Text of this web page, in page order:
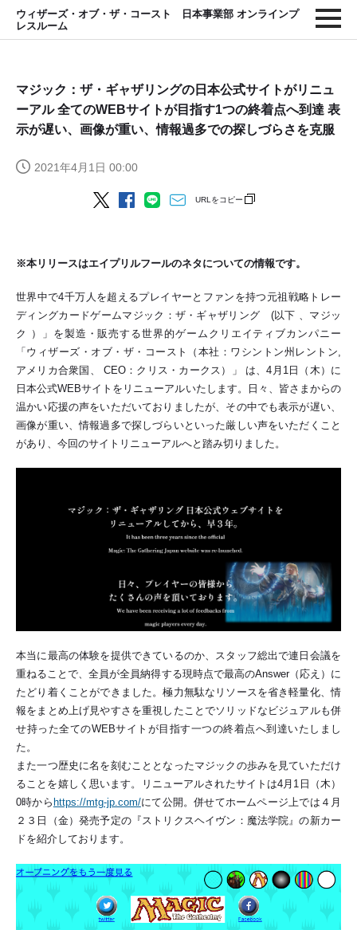
ウィザーズ・オブ・ザ・コースト 日本事業部 オンラインプ
レスルーム
マジック：ザ・ギャザリングの日本公式サイトがリニュ
ーアル 全てのWEBサイトが目指す1つの終着点へ到達 表
示が遅い、画像が重い、情報過多での探しづらさを克服
2021年4月1日 00:00
URLをコピー
※本リリースはエイプリルフールのネタについての情報です。
世界中で4千万人を超えるプレイヤーとファンを持つ元祖戦略トレー
ディングカードゲームマジック：ザ・ギャザリング (以下 、マジッ
ク ）」を製造・販売する世界的ゲームクリエイティブカンパニー
「ウィザーズ・オブ・ザ・コースト（本社：ワシントン州レントン,
アメリカ合衆国、 CEO：クリス・カークス）」 は、4月1日（木）に
日本公式WEBサイトをリニューアルいたします。日々、皆さまからの
温かい応援の声をいただいておりましたが、その中でも表示が遅い、
画像が重い、情報過多で探しづらいといった厳しい声をいただくこと
があり、今回のサイトリニューアルへと踏み切りました。
本当に最高の体験を提供できているのか、スタッフ総出で連日会議を
重ねることで、全員が全員納得する現時点で最高のAnswer（応え）に
たどり着くことができました。極力無駄なリソースを省き軽量化、情
報をまとめ上げ見やすさを重視したことでソリッドなビジュアルも併
せ持った全てのWEBサイトが目指す一つの終着点へ到達いたしまし
た。
また一つ歴史に名を刻むこととなったマジックの歩みを見ていただけ
ることを嬉しく思います。リニューアルされたサイトは4月1日（木）
0時から https://mtg-jp.com/にて公開。併せてホームページ上では４月
２３日（金）発売予定の『ストリクスヘイヴン：魔法学院』の新カー
ドを紹介しております。